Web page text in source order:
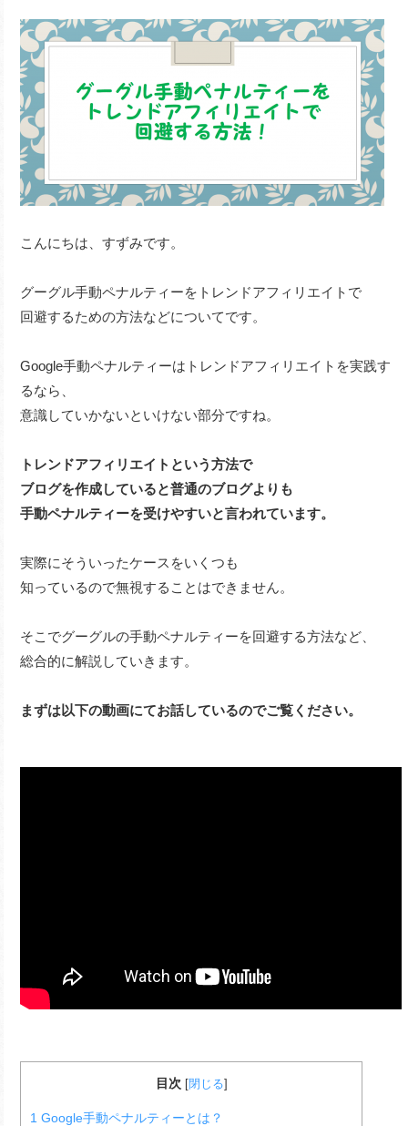
こんにちは、すずみです。
グーグル手動ペナルティーをトレンドアフィリエイトで
回避するための方法などについてです。
Google手動ペナルティーはトレンドアフィリエイトを実践す
るなら、
意識していかないといけない部分ですね。
トレンドアフィリエイトという方法で
ブログを作成していると普通のブログよりも
手動ペナルティーを受けやすいと言われています。
実際にそういったケースをいくつも
知っているので無視することはできません。
そこでグーグルの手動ペナルティーを回避する方法など、
総合的に解説していきます。
まずは以下の動画にてお話しているのでご覧ください。
目次 [閉じる]
1 Google手動ペナルティーとは？